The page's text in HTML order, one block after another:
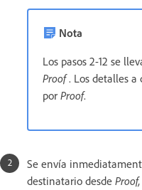
Nota
Los pasos 2-12 se
Proof. Los detalles
por Proof.
Se envía
destinatario desde Proof,